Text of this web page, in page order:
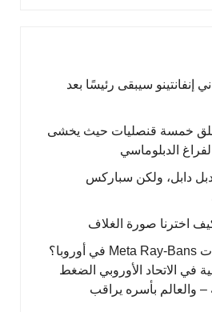
إنفانتينو سيبقى رئيسًا بعد
خمسة قنصليات حيث يخشى
الدبلوماسي
دبل دابل، ولكن سباركس
اخترنا صورة الغلاف
هل يمكن حظر نظارات Meta Ray-Bans في أوروبا؟
في الاتحاد الأوروبي الضغط
– والعالم بأسره يراقب